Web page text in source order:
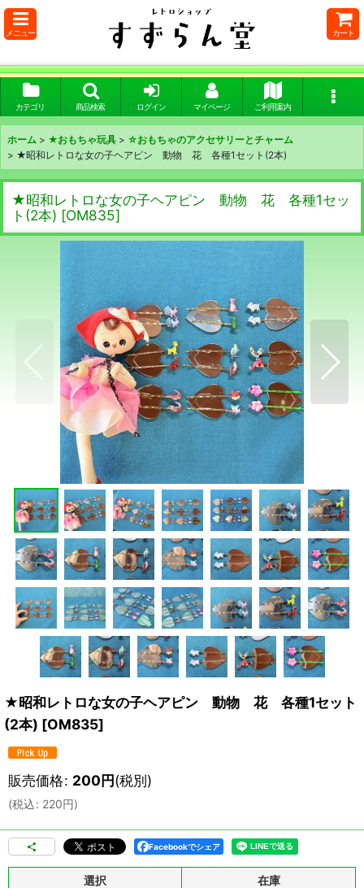
メニュー カート
カテゴリ 商品検索 ログイン マイページ ご利用案内
ホーム > ★おもちゃ玩具 > ☆おもちゃのアクセサリーとチャーム
> ★昭和レトロな女の子ヘアピン 動物 花 各種1セット(2本)
★昭和レトロな女の子ヘアピン 動物 花 各種1セッ
ト(2本) [OM835]
★昭和レトロな女の子ヘアピン 動物 花 各種1セット
(2本) [OM835]
販売価格: 200円(税別)
(税込: 220円)
Facebookでシェア
選択 在庫